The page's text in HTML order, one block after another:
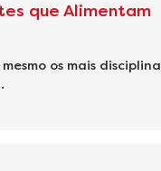
que Alimentam
os mais